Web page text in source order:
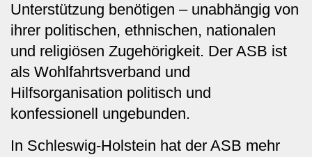
Unterstützung benötigen – unabhängig von
ihrer politischen, ethnischen, nationalen
und religiösen Zugehörigkeit. Der ASB ist
als Wohlfahrtsverband und
Hilfsorganisation politisch und
konfessionell ungebunden.
In Schleswig-Holstein hat der ASB mehr